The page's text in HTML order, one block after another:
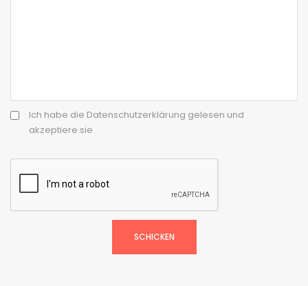
Ich habe die Datenschutzerklärung gelesen und
akzeptiere sie
SCHICKEN